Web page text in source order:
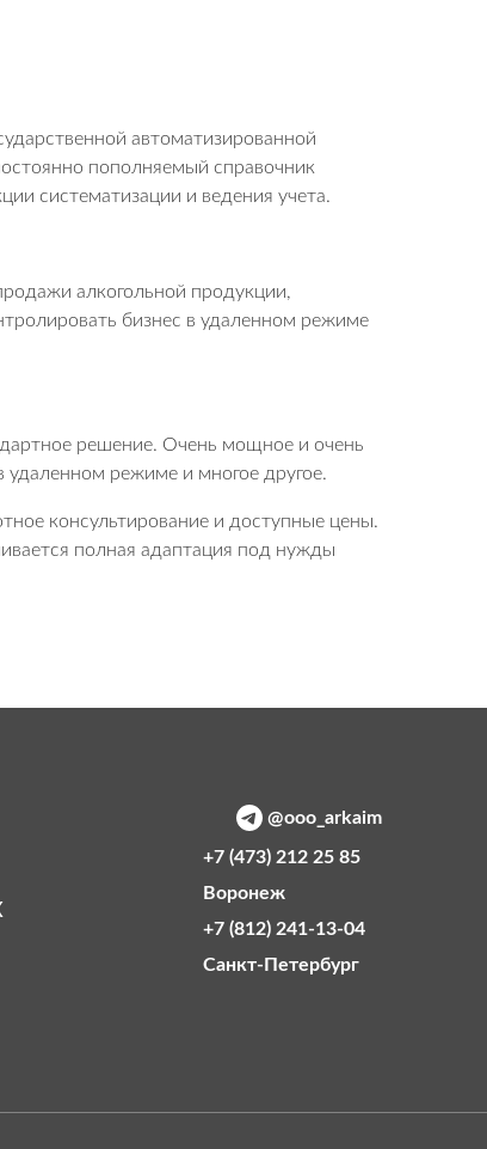
автоматизированной
пополняемый справочник
систематизации и ведения учета.
алкогольной продукции,
бизнес в удаленном режиме
решение. Очень мощное и очень
удаленном режиме и многое другое.
консультирование и доступные цены.
полная адаптация под нужды
@ooo_arkaim
+7 (473) 212 25 85
Воронеж
+7 (812) 241-13-04
Санкт‑Петербург